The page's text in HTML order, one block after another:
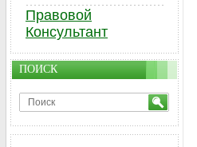
Правовой
Консультант
ПОИСК